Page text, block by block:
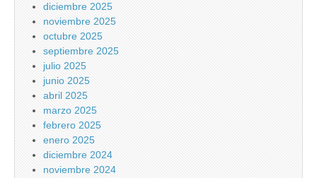
diciembre 2025
noviembre 2025
octubre 2025
septiembre 2025
julio 2025
junio 2025
abril 2025
marzo 2025
febrero 2025
enero 2025
diciembre 2024
noviembre 2024